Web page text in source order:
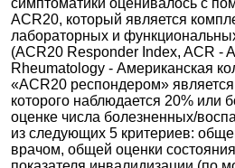
симптоматики оценивалось с
ACR20, который является
лабораторных и
(ACR20 Responder Index, ACR -
Rheumatology - Американская
«ACR20 респондером»
которого наблюдается 20% или
оценке числа болезненных/
из следующих 5 критериев:
врачом, общей оценки